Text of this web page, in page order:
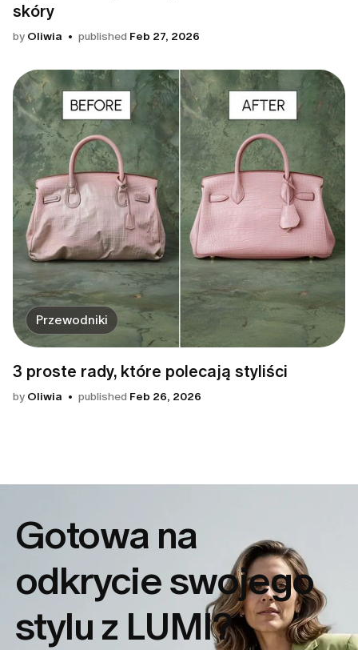
skóry
by Oliwia published Feb 27, 2026
Przewodniki
3 proste rady, które polecają styliści
by Oliwia published Feb 26, 2026
Gotowa na
odkrycieswojego
stylu z LUMI?